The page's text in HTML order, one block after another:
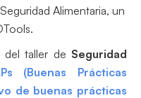
del taller de Seguridad
(Buenas Prácticas
de buenas prácticas